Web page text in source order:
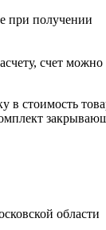
при получении
счет
в стоимость
области